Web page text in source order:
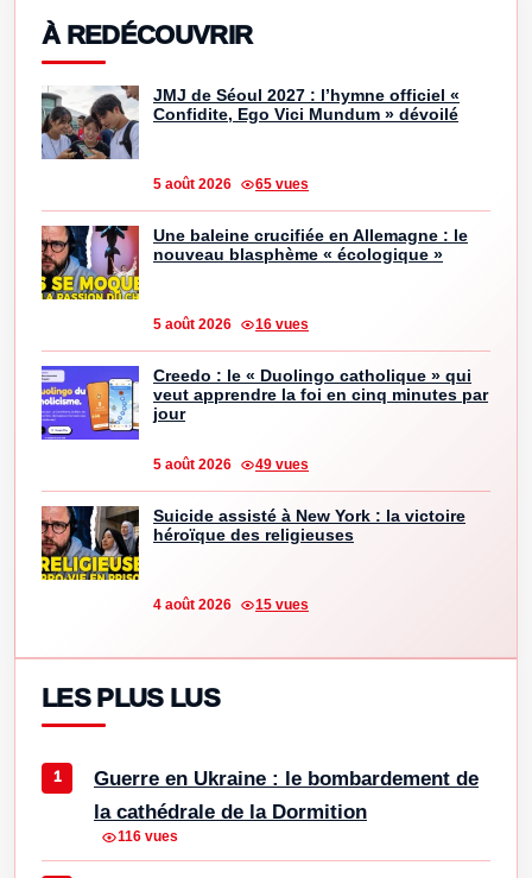
À REDÉCOUVRIR
JMJ de Séoul 2027 : l’hymne officiel «
Confidite, Ego Vici Mundum » dévoilé
5 août 2026 65 vues
Une baleine crucifiée en Allemagne : le
nouveau blasphème « écologique »
5 août 2026 16 vues
Creedo : le « Duolingo catholique » qui
veut apprendre la foi en cinq minutes par
jour
5 août 2026 49 vues
Suicide assisté à New York : la victoire
héroïque des religieuses
4 août 2026 15 vues
LES PLUS LUS
Guerre en Ukraine : le bombardement de
la cathédrale de la Dormition
116 vues